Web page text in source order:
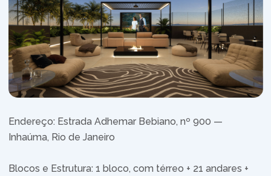
Endereço: Estrada Adhemar Bebiano, nº 900 —
Inhaúma, Rio de Janeiro
Blocos e Estrutura: 1 bloco, com térreo + 21 andares +